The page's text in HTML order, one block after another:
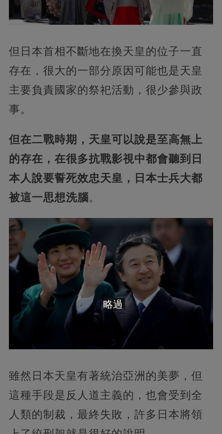
但日本首相不斷地在換天皇的位子一直
存在，很大的一部分原因可能也是天皇
主要負責國家的祭祀活動，很少參與政
事。
但在二戰時期，天皇可以說是至高無上
的存在，在很多抗戰影視中都會聽到日
本人說要誓死效忠天皇，日本士兵大都
被這一思想洗腦。
雖然日本天皇有著統治亞洲的美夢，但
這種手段是反人道主義的，也會受到全
人類的制裁，最終失敗，許多日本將領
略過